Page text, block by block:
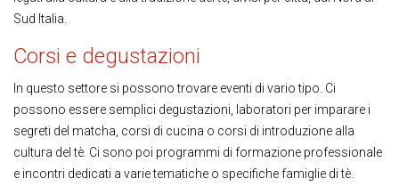
Sud Italia.
Corsi e degustazioni
In questo settore si possono trovare eventi di vario tipo. Ci
possono essere semplici degustazioni, laboratori per imparare i
segreti del matcha, corsi di cucina o corsi di introduzione alla
cultura del tè. Ci sono poi programmi di formazione professionale
e incontri dedicati a varie tematiche o specifiche famiglie di tè.